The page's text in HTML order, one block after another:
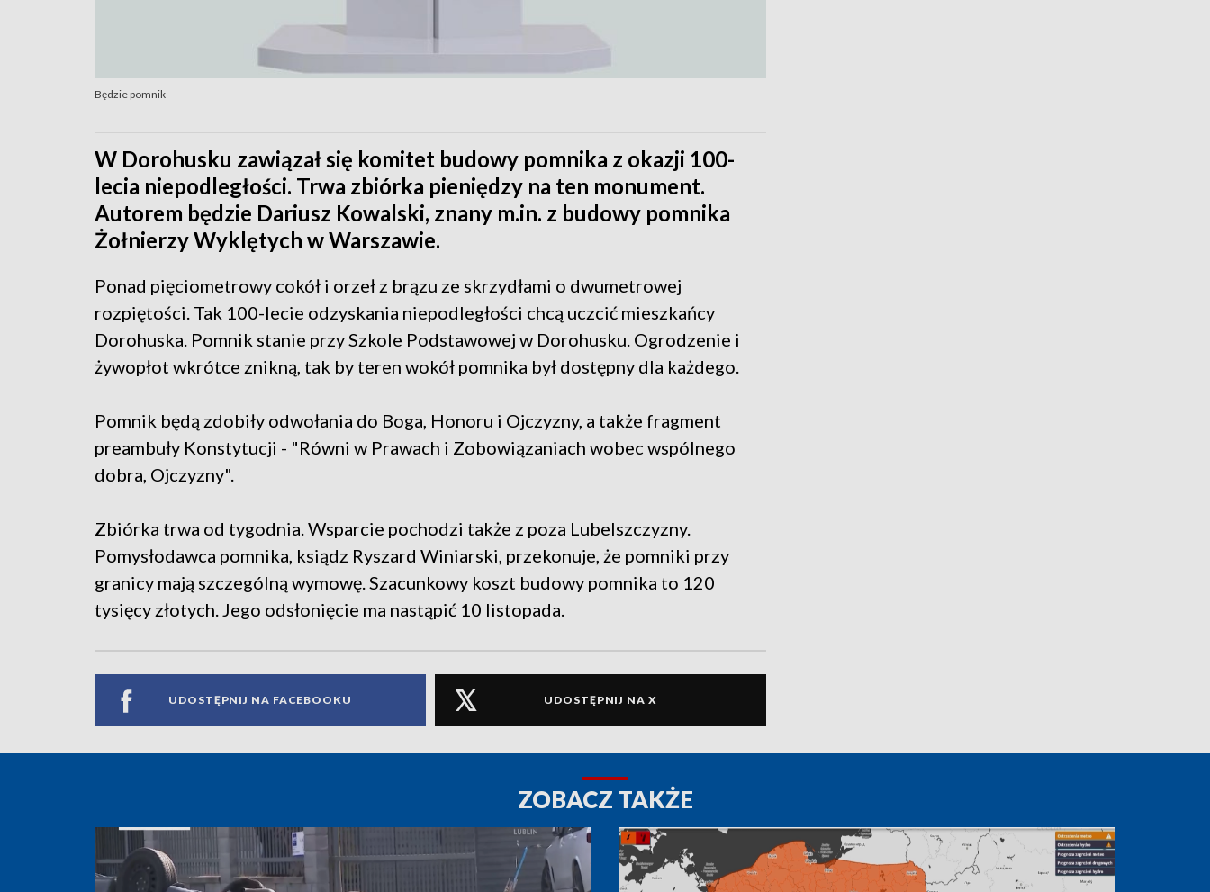
Będzie pomnik
W Dorohusku zawiązał się komitet budowy pomnika z okazji 100-
lecia niepodległości. Trwa zbiórka pieniędzy na ten monument.
Autorem będzie Dariusz Kowalski, znany m.in. z budowy pomnika
Żołnierzy Wyklętych w Warszawie.
Ponad pięciometrowy cokół i orzeł z brązu ze skrzydłami o dwumetrowej
rozpiętości. Tak 100-lecie odzyskania niepodległości chcą uczcić mieszkańcy
Dorohuska. Pomnik stanie przy Szkole Podstawowej w Dorohusku. Ogrodzenie i
żywopłot wkrótce znikną, tak by teren wokół pomnika był dostępny dla każdego.
Pomnik będą zdobiły odwołania do Boga, Honoru i Ojczyzny, a także fragment
preambuły Konstytucji - "Równi w Prawach i Zobowiązaniach wobec wspólnego
dobra, Ojczyzny".
Zbiórka trwa od tygodnia. Wsparcie pochodzi także z poza Lubelszczyzny.
Pomysłodawca pomnika, ksiądz Ryszard Winiarski, przekonuje, że pomniki przy
granicy mają szczególną wymowę. Szacunkowy koszt budowy pomnika to 120
tysięcy złotych. Jego odsłonięcie ma nastąpić 10 listopada.
UDOSTĘPNIJ NA FACEBOOKU UDOSTĘPNIJ NA X
ZOBACZ TAKŻE